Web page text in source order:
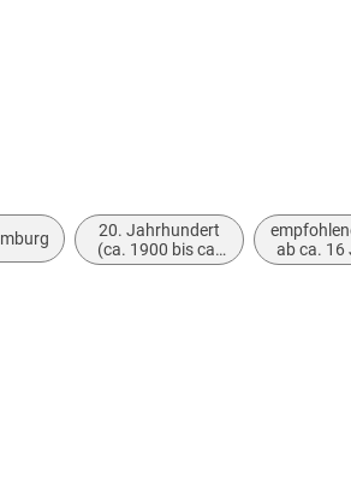
20. Jahrhundert
(ca. 1900 bis ca.
1999)
ab ca. 16